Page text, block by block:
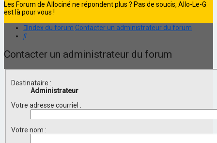
Les Forum de Allociné ne répondent plus ? Pas de soucis, Allo-Le-G
est là pour vous !
Index du forum Contacter un administrateur du forum
Rechercher
Contacter un administrateur du forum
Destinataire :
Administrateur
Votre adresse courriel :
Votre nom :